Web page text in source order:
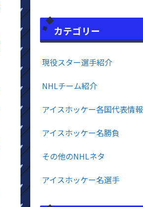
カテゴリー
現役スター選手紹介
NHLチーム紹介
アイスホッケー各国代表情報
アイスホッケー名勝負
その他のNHLネタ
アイスホッケー名選手